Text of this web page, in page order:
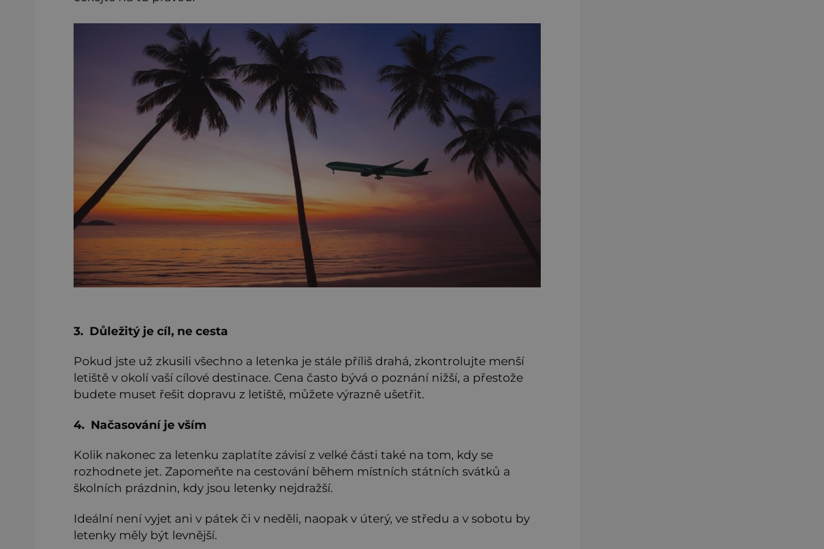
3. Důležitý je cíl, ne cesta
Pokud jste už zkusili všechno a letenka je stále příliš drahá, zkontrolujte menší
letiště v okolí vaší cílové destinace. Cena často bývá o poznání nižší, a přestože
budete muset řešit dopravu z letiště, můžete výrazně ušetřit.
4. Načasování je vším
Kolik nakonec za letenku zaplatíte závisí z velké části také na tom, kdy se
rozhodnete jet. Zapomeňte na cestování během místních státních svátků a
školních prázdnin, kdy jsou letenky nejdražší.
Ideální není vyjet ani v pátek či v neděli, naopak v úterý, ve středu a v sobotu by
letenky měly být levnější.